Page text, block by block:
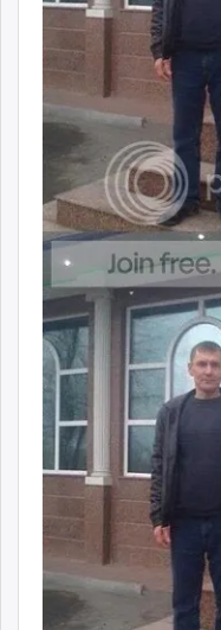
shudarga.mn
unuudur.mn
isee.mn
mglradio.com
fact.mn
itoim.mn
tumen.mn
shuum.mn
times.mn
tvmongolia.mn
mass.mn
assa.mn
tac.mn
paparazzi.mn